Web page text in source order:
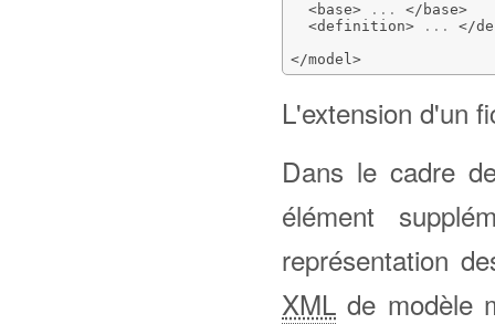
<base> ... </base>
<definition> ... </
</model >
L'extension d'un
Dans le cadre
élément
représentation
XML de modèle